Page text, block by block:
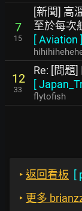
7
15
[新聞] 高
至於每次
[Aviation ]
12
33
Re: [問題
[
flytofish
‣ 返回看板 [
‣ 更多